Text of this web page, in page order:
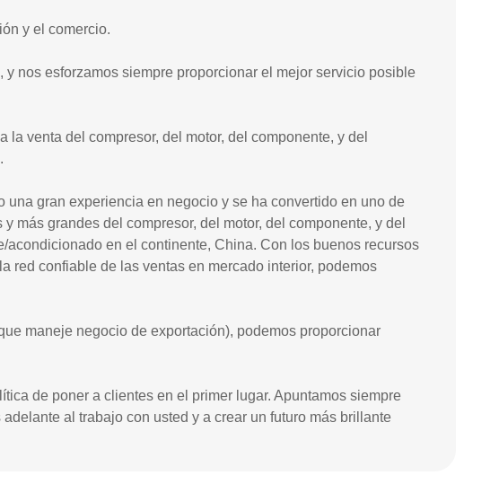
y el comercio.
nos esforzamos siempre proporcionar el mejor servicio posible
venta del compresor, del motor, del componente, y del
gran experiencia en negocio y se ha convertido en uno de
más grandes del compresor, del motor, del componente, y del
en el continente, China. Con los buenos recursos
red confiable de las ventas en mercado interior, podemos
maneje negocio de exportación), podemos proporcionar
de poner a clientes en el primer lugar. Apuntamos siempre
al trabajo con usted y a crear un futuro más brillante